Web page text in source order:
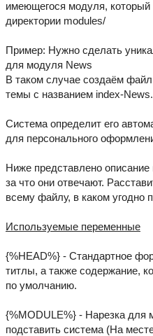
имеющегося модуля, который
директории modules/
Пример: Нужно сделать
для модуля News
В таком случае создаём
темы с названием index-
Система определит его
для персонального
Ниже представлено
за что они отвечают.
всему файлу, в каком угодно
Используемые переменные
{%HEAD%} - Стандартное
титлы, а также содержание,
по умолчанию.
{%MODULE%} - Нарезка для
подставить система (На